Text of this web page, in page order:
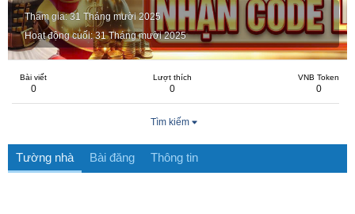
Tham gia 31 Tháng mười 2025
Hoạt động cuối 31 Tháng mười 2025
Bài viết
0
Lượt thích
0
VNB Token
0
Tìm kiếm
Tường nhà Bài đăng Thông tin